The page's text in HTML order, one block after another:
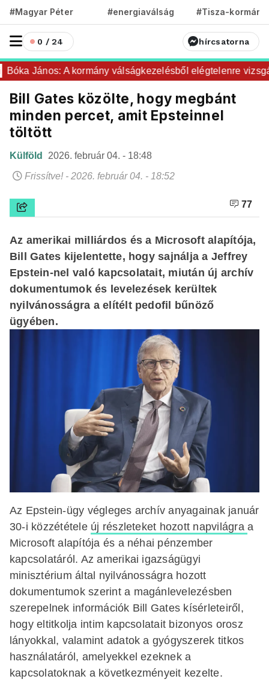
#Magyar Péter #energiaválság #Tisza-kormány
0 / 24 hírcsatorna
János: A kormány válságkezelésből elégtelenre
Bill Gates közölte, hogy megbánt
minden percet, amit Epsteinnel
töltött
Külföld
2026. február 04. - 18:48
Frissítve! - 2026. február 04. - 18:52
77
Az amerikai milliárdos és a Microsoft alapítója,
Bill Gates kijelentette, hogy sajnálja a Jeffrey
Epstein-nel való kapcsolatait, miután új archív
dokumentumok és levelezések kerültek
nyilvánosságra a elítélt pedofil bűnöző
ügyében.
Az Epstein-ügy végleges archív anyagainak január
30-i közzététele új részleteket hozott napvilágraa
Microsoft alapítója és a néhai pénzember
kapcsolatáról. Az amerikai igazságügyi
minisztérium által nyilvánosságra hozott
dokumentumok szerint a magánlevelezésben
szerepelnek információk Bill Gates kísérleteiről,
hogy eltitkolja intim kapcsolatait bizonyos orosz
lányokkal, valamint adatok a gyógyszerek titkos
használatáról, amelyekkel ezeknek a
kapcsolatoknak a következményeit kezelte.